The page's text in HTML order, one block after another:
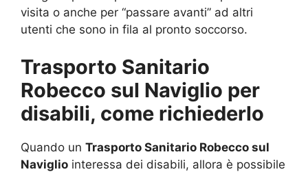
visita o anche per “passare avanti” ad altri
utenti che sono in fila al pronto soccorso.
Trasporto Sanitario
Robecco sul Naviglio per
disabili, come richiederlo
Quando un Trasporto Sanitario Robecco sul
Naviglio interessa dei disabili, allora è possibile